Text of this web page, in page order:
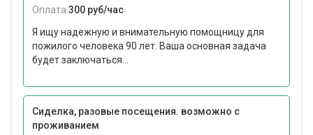
Оплата:300 руб/час
Я ищу надежную и внимательную помощницу для
пожилого человека 90 лет. Ваша основная задача
будет заключаться...
Сиделка, разовые посещения. возможно с
проживанием